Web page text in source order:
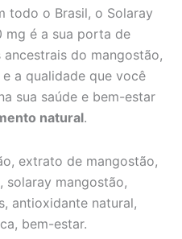
todo o Brasil, o Solaray
mg é a sua porta de
do mangostão,
a qualidade que você
sua saúde e bem-estar
natural.
extrato de mangostão,
solaray mangostão,
antioxidante natural,
bem-estar.